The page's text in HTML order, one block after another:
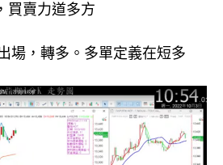
買賣力道多方
場，轉多。多單定義在短多